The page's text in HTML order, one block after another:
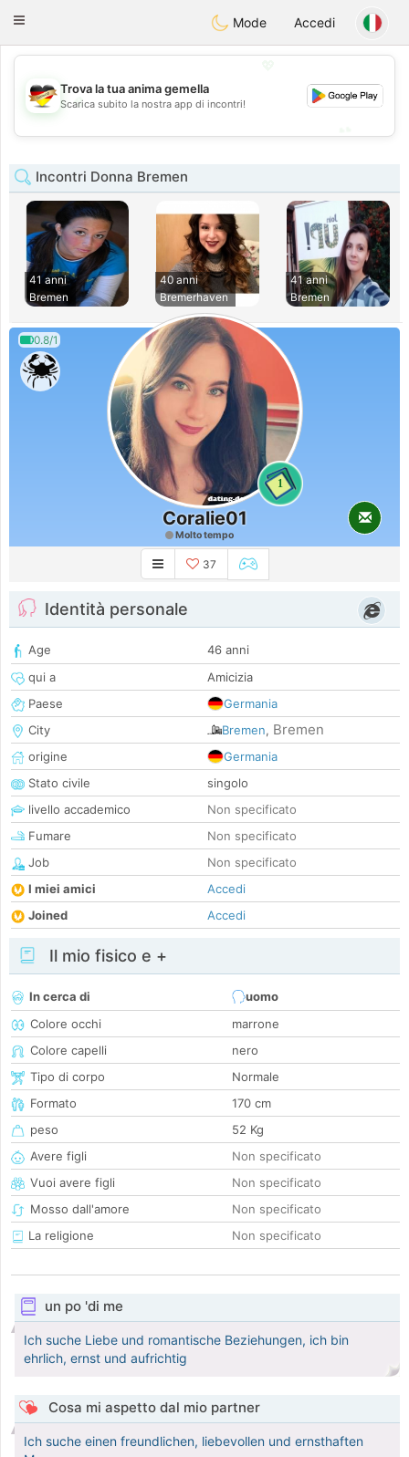
DeutschDating
Toggle
Mode Accedi
💖
💕
Trova la tua anima gemella
Scarica subito la nostra app di incontri!
Incontri Donna Bremen
41 anni
Bremen
40 anni
Bremerhaven
41 anni
Bremen
0.8/1
1
Coralie01
Molto tempo
37
Identità personale
Age
46 anni
qui a
Amicizia
Paese
Germania
City
Bremen, Bremen
origine
Germania
Stato civile
singolo
livello accademico
Non specificato
Fumare
Non specificato
Job
Non specificato
I miei amici
Accedi
Joined
Accedi
Il mio fisico e +
In cerca di
uomo
Colore occhi
marrone
Colore capelli
nero
Tipo di corpo
Normale
Formato
170 cm
peso
52 Kg
Avere figli
Non specificato
Vuoi avere figli
Non specificato
Mosso dall'amore
Non specificato
La religione
Non specificato
un po 'di me
Ich suche Liebe und romantische Beziehungen, ich bin
ehrlich, ernst und aufrichtig
Cosa mi aspetto dal mio partner
Ich suche einen freundlichen, liebevollen und ernsthaften